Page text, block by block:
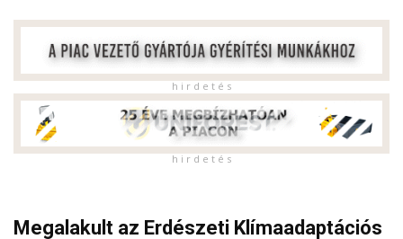
h i r d e t é s
h i r d e t é s
Megalakult az Erdészeti Klímaadaptációs